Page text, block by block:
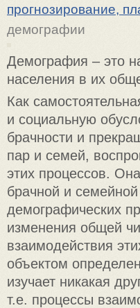
прогнозирование,
демографии
Демография – это
населения в их
Как
и социальную
брачности и
пар и семей,
этих процессов.
брачной и
демографических
изменения общей
взаимодействия
объектом
изучает никакая
т.е. процессы